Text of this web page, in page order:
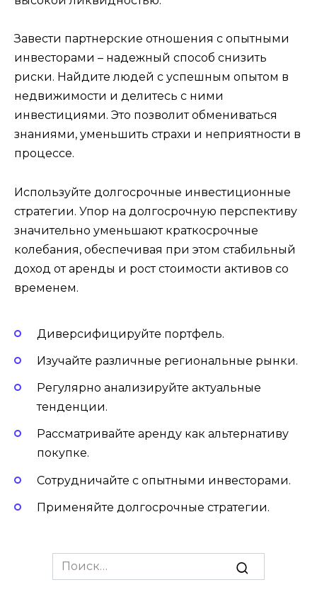
Завести партнерские отношения с опытными
инвесторами – надежный способ снизить
риски. Найдите людей с успешным опытом в
недвижимости и делитесь с ними
инвестициями. Это позволит обмениваться
знаниями, уменьшить страхи и неприятности в
процессе.
Используйте долгосрочные инвестиционные
стратегии. Упор на долгосрочную перспективу
значительно уменьшают краткосрочные
колебания, обеспечивая при этом стабильный
доход от аренды и рост стоимости активов со
временем.
Диверсифицируйте портфель.
Изучайте различные региональные рынки.
Регулярно анализируйте актуальные
тенденции.
Рассматривайте аренду как альтернативу
покупке.
Сотрудничайте с опытными инвесторами.
Применяйте долгосрочные стратегии.
Search
for: